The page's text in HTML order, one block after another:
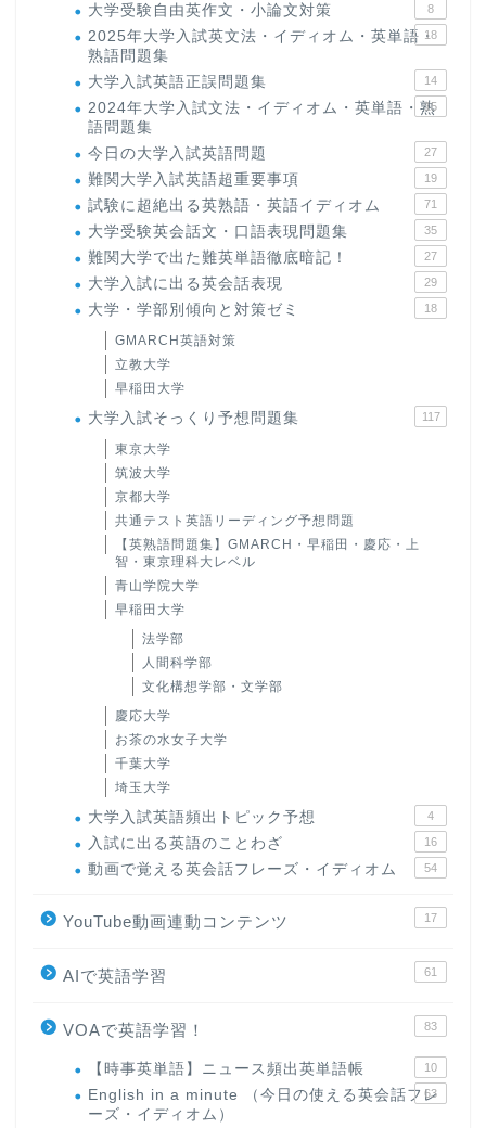
大学受験自由英作文・小論文対策 8
2025年大学入試英文法・イディオム・英単語・
熟語問題集
18
大学入試英語正誤問題集 14
2024年大学入試文法・イディオム・英単語・熟
語問題集
15
今日の大学入試英語問題 27
難関大学入試英語超重要事項 19
試験に超絶出る英熟語・英語イディオム 71
大学受験英会話文・口語表現問題集 35
難関大学で出た難英単語徹底暗記！ 27
大学入試に出る英会話表現 29
大学・学部別傾向と対策ゼミ 18
GMARCH英語対策
立教大学
早稲田大学
大学入試そっくり予想問題集 117
東京大学
筑波大学
京都大学
共通テスト英語リーディング予想問題
【英熟語問題集】GMARCH・早稲田・慶応・上
智・東京理科大レベル
青山学院大学
早稲田大学
法学部
人間科学部
文化構想学部・文学部
慶応大学
お茶の水女子大学
千葉大学
埼玉大学
大学入試英語頻出トピック予想 4
入試に出る英語のことわざ 16
動画で覚える英会話フレーズ・イディオム 54
YouTube動画連動コンテンツ 17
AIで英語学習 61
VOAで英語学習！ 83
【時事英単語】ニュース頻出英単語帳 10
English in a minute （今日の使える英会話フレ
ーズ・イディオム）
63